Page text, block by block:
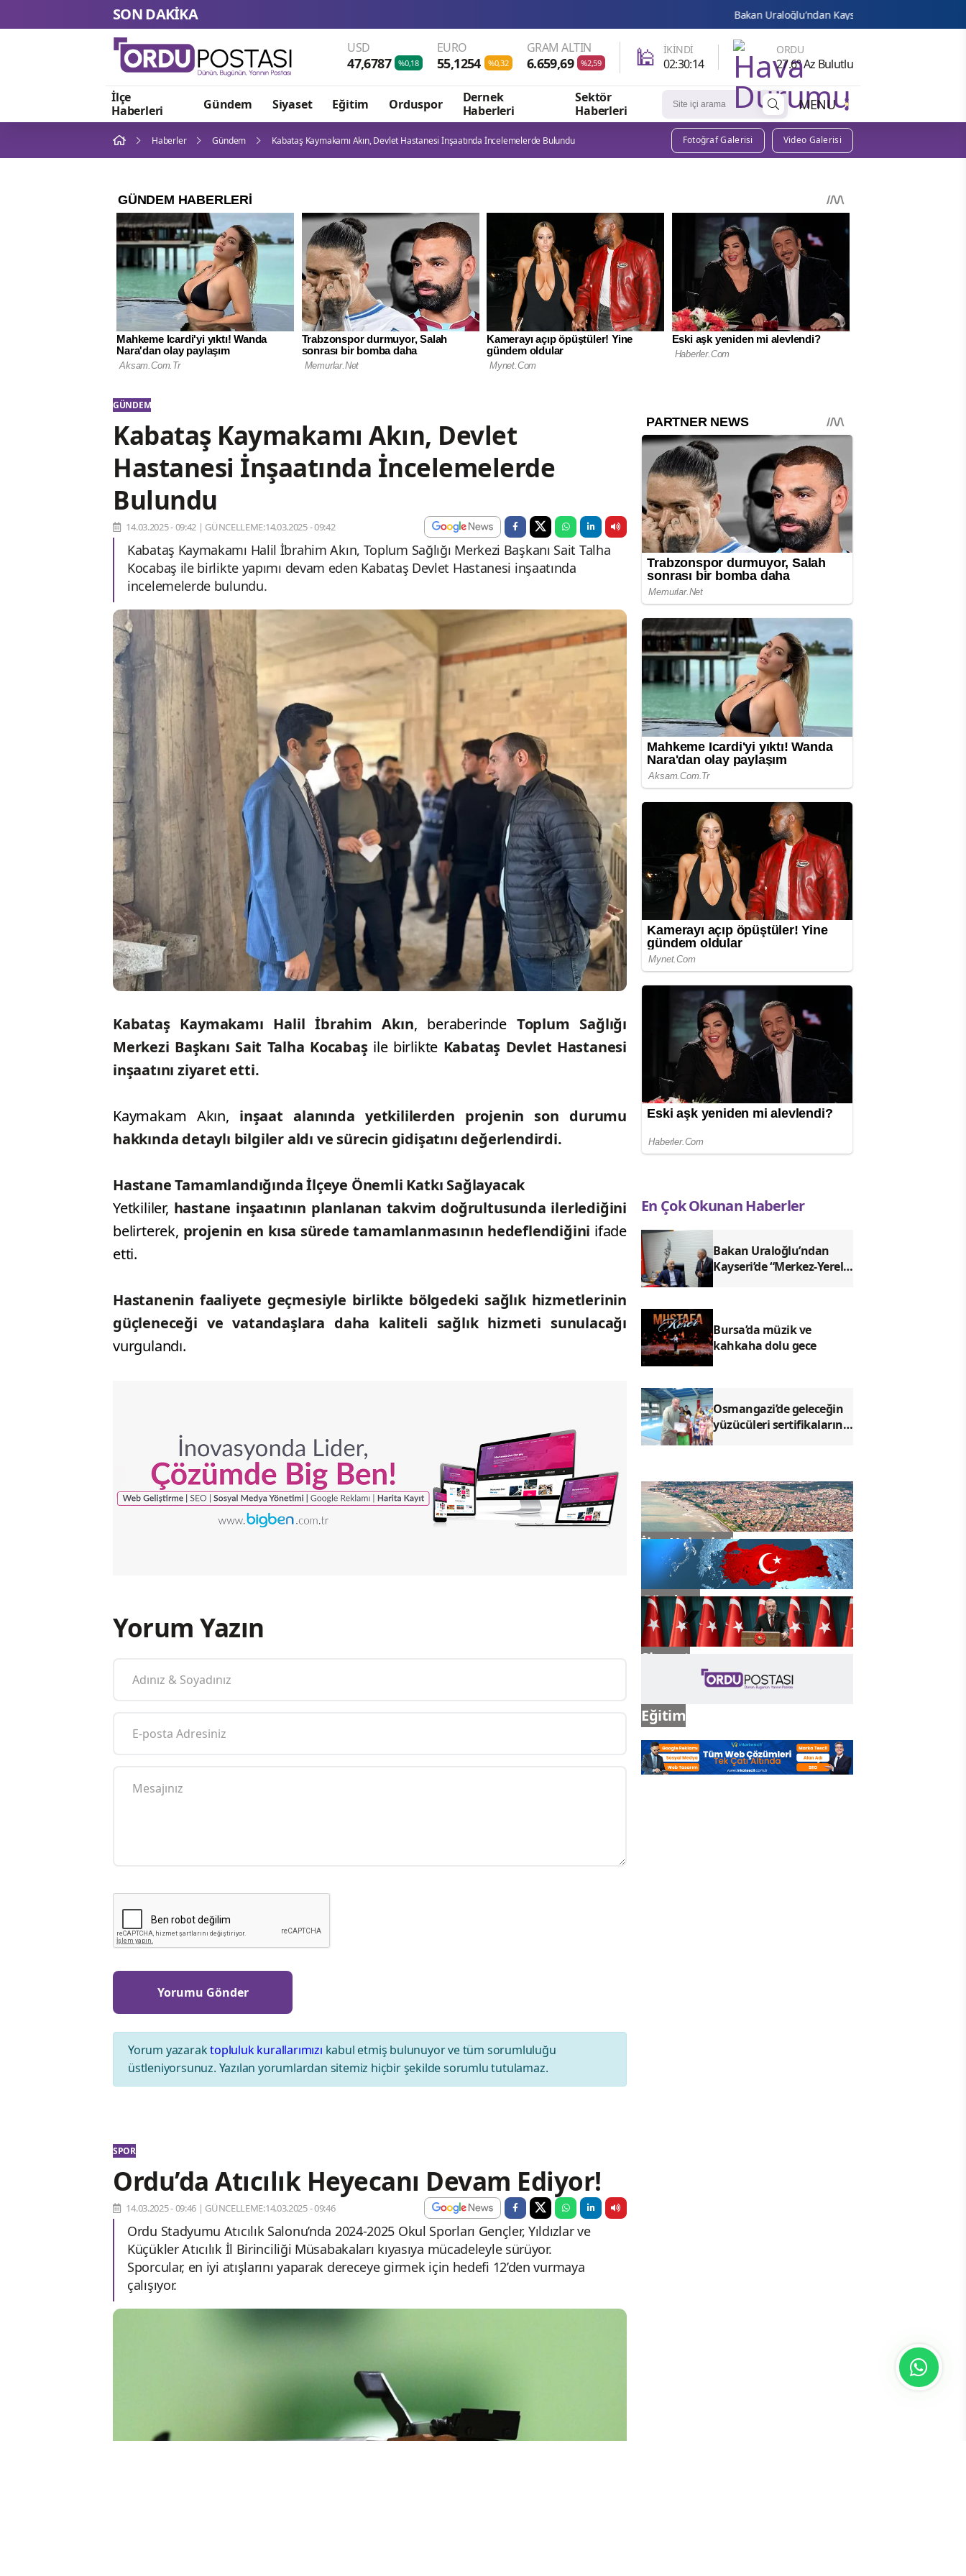
SON DAKİKA Bakan Uraloğlu’ndan Kayseri’de “Merkez-Yerel Yönetim Uyumu”
USD
47,6787 %0,18
EURO
55,1254 %0,32
GRAM ALTIN
6.659,69 %2,59 🕌 İKINDI
02:30:12
ORDU
27.6° Az Bulutlu
İlçe
Haberleri
Gündem Siyaset Eğitim Orduspor
Dernek
Haberleri
Sektör
Haberleri
MENU
Haberler Gündem Kabataş Kaymakamı Akın, Devlet Hastanesi İnşaatında İncelemelerde Bulundu Fotoğraf Galerisi Video Galerisi
GÜNDEM
Kabataş Kaymakamı Akın, Devlet
Hastanesi İnşaatında İncelemelerde
Bulundu
14.03.2025 - 09:42 | GÜNCELLEME:14.03.2025 - 09:42
Kabataş Kaymakamı Halil İbrahim Akın, Toplum Sağlığı Merkezi Başkanı Sait Talha
Kocabaş ile birlikte yapımı devam eden Kabataş Devlet Hastanesi inşaatında
incelemelerde bulundu.
Kabataş Kaymakamı Halil İbrahim Akın, beraberinde Toplum Sağlığı
Merkezi Başkanı Sait Talha Kocabaşile birlikte Kabataş Devlet Hastanesi
inşaatını ziyaret etti.
Kaymakam Akın, inşaat alanında yetkililerden projenin son durumu
hakkında detaylı bilgiler aldı ve sürecin gidişatını değerlendirdi.
Hastane Tamamlandığında İlçeye Önemli Katkı Sağlayacak
Yetkililer, hastane inşaatının planlanan takvim doğrultusunda ilerlediğini
belirterek, projenin en kısa sürede tamamlanmasının hedeflendiğini ifade
etti.
Hastanenin faaliyete geçmesiyle birlikte bölgedeki sağlık hizmetlerinin
güçleneceği ve vatandaşlara daha kaliteli sağlık hizmeti sunulacağı
vurgulandı.
Yorum Yazın
Yorum yazaraktopluluk kurallarımızı kabul etmiş bulunuyor ve tüm sorumluluğu
üstleniyorsunuz. Yazılan yorumlardan sitemiz hiçbir şekilde sorumlu tutulamaz.
SPOR
Ordu’da Atıcılık Heyecanı Devam Ediyor!
14.03.2025 - 09:46 | GÜNCELLEME:14.03.2025 - 09:46
Ordu Stadyumu Atıcılık Salonu’nda 2024-2025 Okul Sporları Gençler, Yıldızlar ve
Küçükler Atıcılık İl Birinciliği Müsabakaları kıyasıya mücadeleyle sürüyor.
Sporcular, en iyi atışlarını yaparak dereceye girmek için hedefi 12’den vurmaya
çalışıyor.
En Çok Okunan Haberler
Bakan Uraloğlu’ndan
Kayseri’de “Merkez-Yerel
Bursa’da müzik ve
kahkaha dolu gece
Osmangazi’de geleceğin
yüzücüleri sertifikalarını
İlçe Haberleri
Gündem
Siyaset
Eğitim